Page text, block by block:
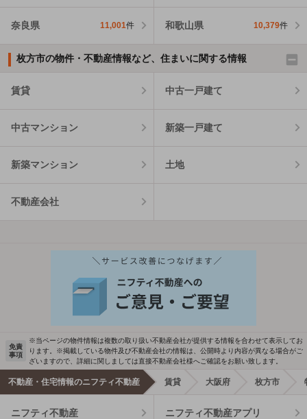
奈良県 11,001件 和歌山県 10,379件
枚方市の物件・不動産情報など、住まいに関する情報
賃貸 中古一戸建て
中古マンション 新築一戸建て
新築マンション 土地
不動産会社
免責
事項
※当ページの物件情報は複数の取り扱い不動産会社が提供する情報を合わせて表示してお
ります。※掲載している物件及び不動産会社の情報は、公開時より内容が異なる場合がご
ざいますので、詳細に関しましては直接不動産会社様へご確認をお願い致します。
不動産・住宅情報のニフティ不動産 賃貸 大阪府 枚方市
ニフティ不動産 ニフティ不動産アプリ